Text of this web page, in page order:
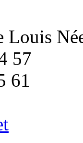
Louis
57
61